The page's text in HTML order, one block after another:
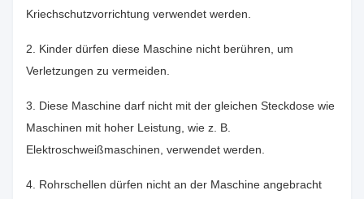
Kriechschutzvorrichtung verwendet werden.
2. Kinder dürfen diese Maschine nicht berühren, um
Verletzungen zu vermeiden.
3. Diese Maschine darf nicht mit der gleichen Steckdose wie
Maschinen mit hoher Leistung, wie z. B.
Elektroschweißmaschinen, verwendet werden.
4. Rohrschellen dürfen nicht an der Maschine angebracht